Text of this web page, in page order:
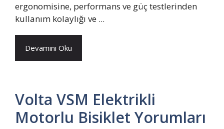
ergonomisine, performans ve güç testlerinden
kullanım kolaylığı ve ...
Devamını Oku
Volta VSM Elektrikli
Motorlu Bisiklet Yorumları